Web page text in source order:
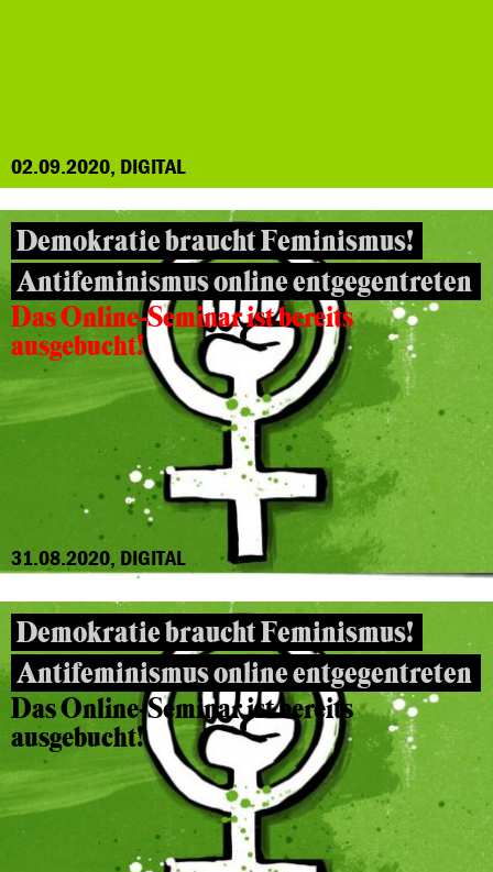
02.09.2020, DIGITAL
Demokratie braucht Feminismus!
Antifeminismus online entgegentreten
Das Online-Seminar ist bereits
ausgebucht!
31.08.2020, DIGITAL
Demokratie braucht Feminismus!
Antifeminismus online entgegentreten
Das Online-Seminar ist bereits
ausgebucht!